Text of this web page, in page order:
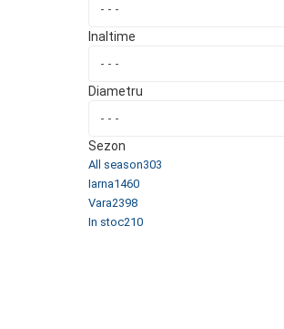
Inaltime
Diametru
Sezon
All season303
Iarna1460
Vara2398
In stoc210